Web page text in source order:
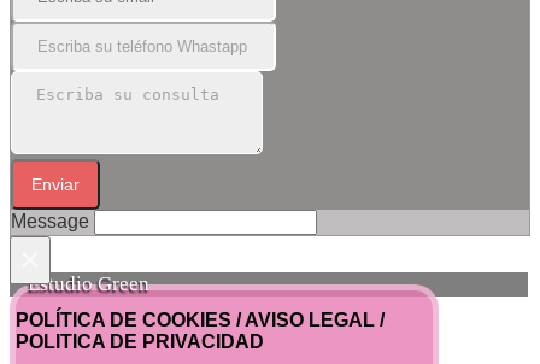
Estudio Green
Enviar
Message
POLÍTICA DE COOKIES / AVISO LEGAL /
POLITICA DE PRIVACIDAD